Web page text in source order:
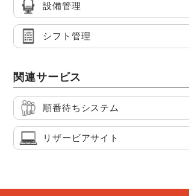
設備管理
シフト管理
関連サービス
順番待ちシステム
リザービアサイト